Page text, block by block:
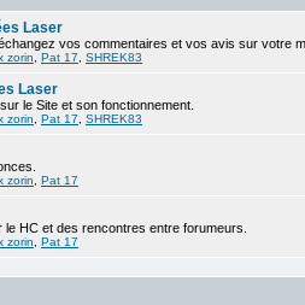
Laser
vos commentaires et vos avis sur votre
zorin Pat 17 SHREK83
Laser
le Site et son fonctionnement.
zorin Pat 17 SHREK83
zorin Pat 17
HC et des rencontres entre forumeurs.
zorin
Pat 17